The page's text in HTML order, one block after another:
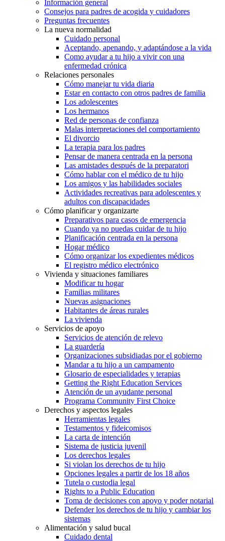
Información general
Consejos para padres de acogida y cuidadores
Preguntas frecuentes
La nueva normalidad
Cuidado personal
Aceptando, apenando, y adaptándose a la vida
Como ayudar a tu hijo a vivir con una
enfermedad crónica
Relaciones personales
Cómo manejar tu vida diaria
Estar en contacto con otros padres de familia
Los adolescentes
Los hermanos
Red de personas de confianza
Malas interpretaciones del comportamiento
El divorcio
La terapia para los padres
Pensar de manera centrada en la persona
Las amistades después de la preparatori
Cómo hablar con el médico de tu hijo
Los amigos y las habilidades sociales
Actividades recreativas para adolescentes y
adultos con discapacidades
Cómo planificar y organizarte
Preparativos para casos de emergencia
Cuando ya no puedas cuidar de tu hijo
Planificación centrada en la persona
Hogar médico
Cómo organizar los expedientes médicos
El registro médico electrónico
Vivienda y situaciones familiares
Modificar tu hogar
Familias militares
Nuevas asignaciones
Habitantes de áreas rurales
La vivienda
Servicios de apoyo
Servicios de atención de relevo
La guardería
Organizaciones subsidiadas por el gobierno
Mandar a tu hijo a un campamento
Glosario de especialidades y terapias
Getting the Right Education Services
Atención de un ayudante personal
Programa Community First Choice
Derechos y aspectos legales
Herramientas legales
Testamentos y fideicomisos
La carta de intención
Sistema de justicia juvenil
Los derechos legales
Si violan los derechos de tu hijo
Opciones legales a partir de los 18 años
Tutela o custodia legal
Rights to a Public Education
Toma de decisiones con apoyo y poder notarial
Defender los derechos de tu hijo y cambiar los
sistemas
Alimentación y salud bucal
Cuidado dental